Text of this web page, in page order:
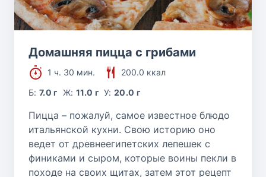
Домашняя пицца с грибами
1 ч. 30 мин.
200.0 ккал
Б:7.0 г Ж: 11.0 г У:20.0 г
Пицца – пожалуй, самое известное блюдо
итальянской кухни. Свою историю оно
ведет от древнеегипетских лепешек с
финиками и сыром, которые воины пекли в
походе на своих щитах, затем этот рецепт